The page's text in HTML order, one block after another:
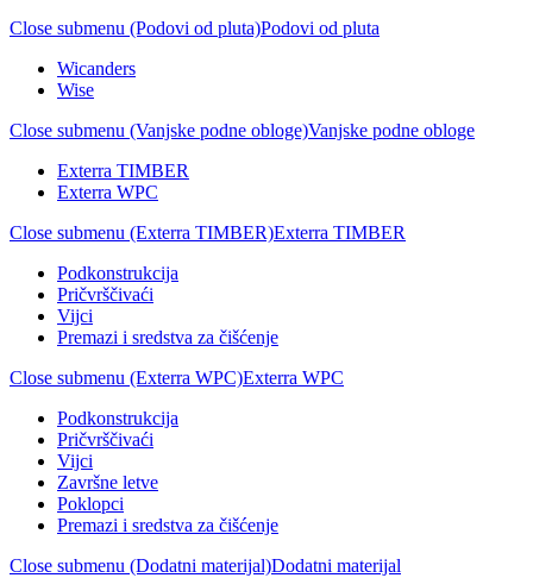
Close submenu (Podovi od pluta)Podovi od pluta
Wicanders
Wise
Close submenu (Vanjske podne obloge)Vanjske podne obloge
Exterra TIMBER
Exterra WPC
Close submenu (Exterra TIMBER)Exterra TIMBER
Podkonstrukcija
Pričvrščivaći
Vijci
Premazi i sredstva za čišćenje
Close submenu (Exterra WPC)Exterra WPC
Podkonstrukcija
Pričvrščivaći
Vijci
Završne letve
Poklopci
Premazi i sredstva za čišćenje
Close submenu (Dodatni materijal)Dodatni materijal